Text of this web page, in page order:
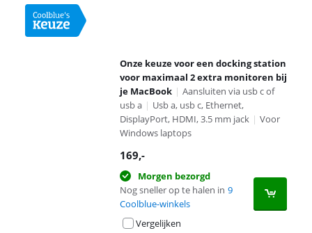
Onze keuze voor een docking station
voor maximaal 2 extra monitoren bij
je MacBook | Aansluiten via usb c of
usb a | Usb a, usb c, Ethernet,
DisplayPort, HDMI, 3.5 mm jack | Voor
Windows laptops
169,-
Morgen bezorgd
Nog sneller op te halen in 9
Coolblue-winkels
Vergelijken